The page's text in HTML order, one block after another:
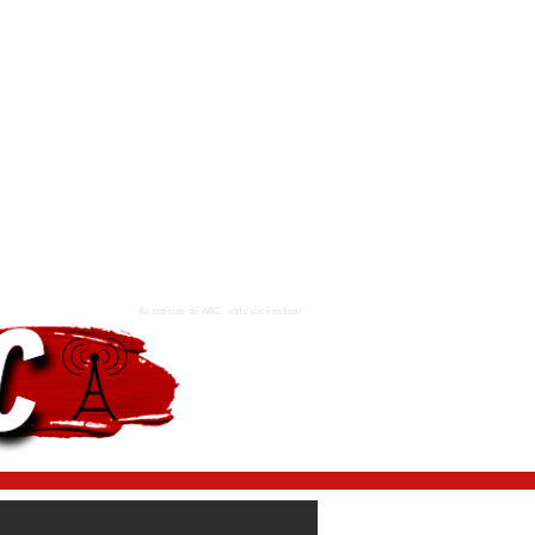
As notícias do ABC, onde você estiver